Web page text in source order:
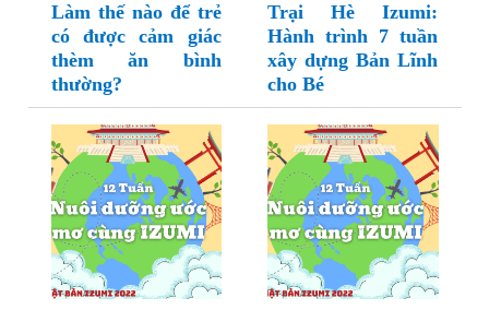
Làm thế nào để trẻ
có được cảm giác
thèm ăn bình
thường?
Trại Hè Izumi:
Hành trình 7 tuần
xây dựng Bản Lĩnh
cho Bé